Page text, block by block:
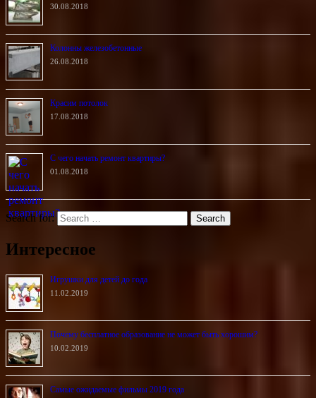
30.08.2018
Колонны железобетонные
26.08.2018
Красим потолок
17.08.2018
С чего начать ремонт квартиры?
01.08.2018
Search for:
Интересное
Игрушки для детей до года
11.02.2019
Почему бесплатное образование не может быть хорошим?
10.02.2019
Самые ожидаемые фильмы 2019 года